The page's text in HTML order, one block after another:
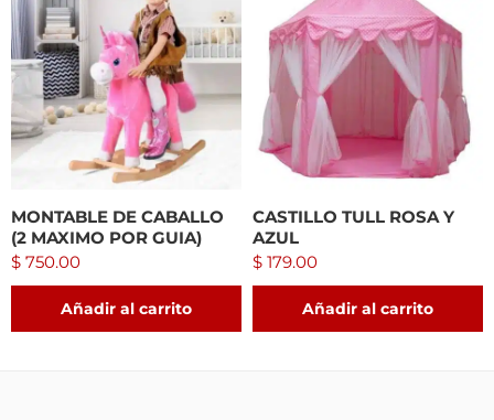
MONTABLE DE CABALLO
(2 MAXIMO POR GUIA)
$ 750.00
Añadir al carrito
CASTILLO TULL ROSA Y
AZUL
$ 179.00
Añadir al carrito